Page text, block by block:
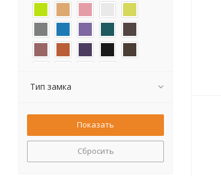
Тип замка
Сбросить